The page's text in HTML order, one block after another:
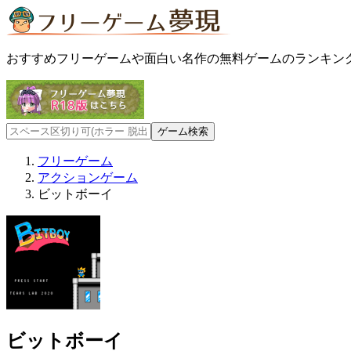
おすすめフリーゲームや面白い名作の無料ゲームのランキン
フリーゲーム
アクションゲーム
ビットボーイ
ビットボーイ